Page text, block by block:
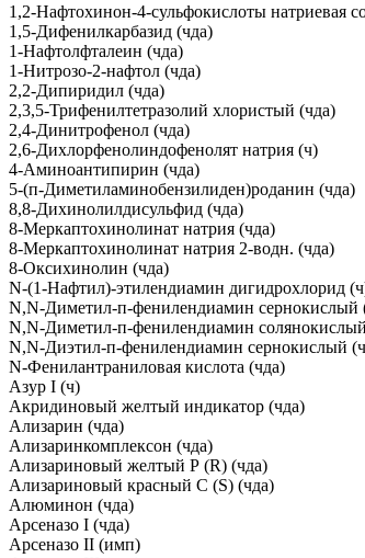
1,2-Нафтохинон-4-сульфокислоты натриевая
1,5-Дифенилкарбазид (чда)
1-Нафтолфталеин (чда)
1-Нитрозо-2-нафтол (чда)
2,2-Дипиридил (чда)
2,3,5-Трифенилтетразолий хлористый (чда)
2,4-Динитрофенол (чда)
2,6-Дихлорфенолиндофенолят натрия (ч)
4-Аминоантипирин (чда)
5-(п-Диметиламинобензилиден)роданин (чда)
8,8-Дихинолилдисульфид (чда)
8-Меркаптохинолинат натрия (чда)
8-Меркаптохинолинат натрия 2-водн. (чда)
8-Оксихинолин (чда)
N-(1-Нафтил)-этилендиамин дигидрохлорид
N,N-Диметил-п-фенилендиамин сернокислый
N,N-Диметил-п-фенилендиамин
N,N-Диэтил-п-фенилендиамин сернокислый
N-Фенилантраниловая кислота (чда)
Азур I (ч)
Акридиновый желтый индикатор (чда)
Ализарин (чда)
Ализаринкомплексон (чда)
Ализариновый желтый Р (R) (чда)
Ализариновый красный С (S) (чда)
Алюминон (чда)
Арсеназо I (чда)
Арсеназо II (имп)